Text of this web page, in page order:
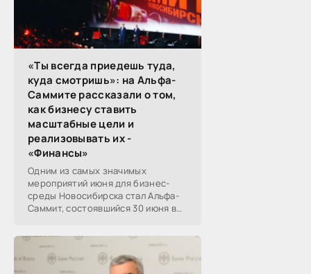
«Ты всегда приедешь туда,
куда смотришь»: на Альфа-
Саммите рассказали о том,
как бизнесу ставить
масштабные цели и
реализовывать их -
«Финансы»
Одним из самых значимых
мероприятий июня для бизнес-
среды Новосибирска стал Альфа-
Саммит, состоявшийся 30 июня в
«Победа». Его участниками
выступили эксперты,